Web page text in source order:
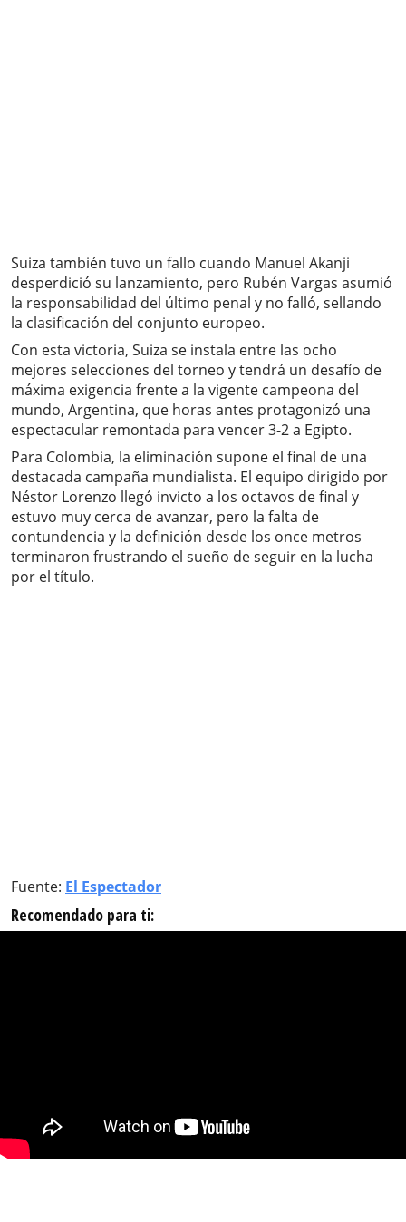
Suiza también tuvo un fallo cuando Manuel Akanji
desperdició su lanzamiento, pero Rubén Vargas asumió
la responsabilidad del último penal y no falló, sellando
la clasificación del conjunto europeo.
Con esta victoria, Suiza se instala entre las ocho
mejores selecciones del torneo y tendrá un desafío de
máxima exigencia frente a la vigente campeona del
mundo, Argentina, que horas antes protagonizó una
espectacular remontada para vencer 3-2 a Egipto.
Para Colombia, la eliminación supone el final de una
destacada campaña mundialista. El equipo dirigido por
Néstor Lorenzo llegó invicto a los octavos de final y
estuvo muy cerca de avanzar, pero la falta de
contundencia y la definición desde los once metros
terminaron frustrando el sueño de seguir en la lucha
por el título.
Fuente: El Espectador
Recomendado para ti: